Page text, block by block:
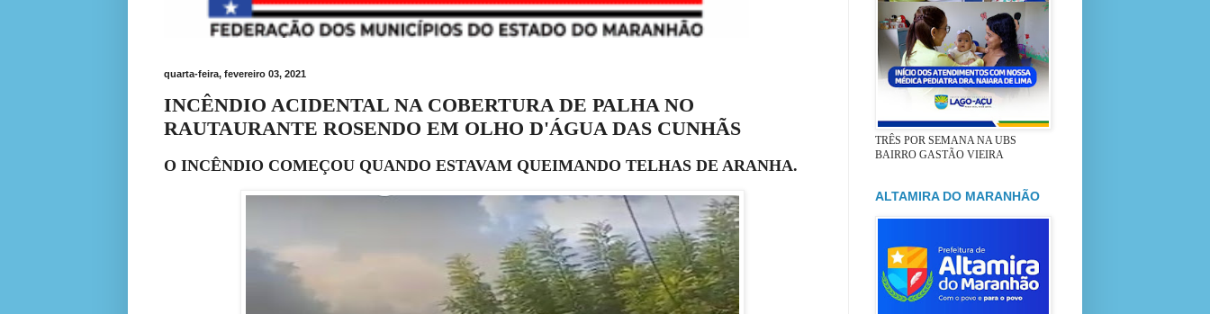
quarta-feira, fevereiro 03, 2021
INCÊNDIO ACIDENTAL NA COBERTURA DE PALHA NO
RAUTAURANTE ROSENDO EM OLHO D'ÁGUA DAS CUNHÃS
O INCÊNDIO COMEÇOU QUANDO ESTAVAM QUEIMANDO TELHAS DE ARANHA.
TRÊS POR SEMANA NA UBS
BAIRRO GASTÃO VIEIRA
ALTAMIRA DO MARANHÃO